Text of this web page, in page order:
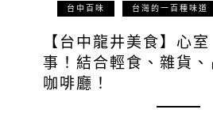
台中百味 台灣的一百種味道
【台中龍井美食】心
事！結合輕食、雜貨
咖啡廳！